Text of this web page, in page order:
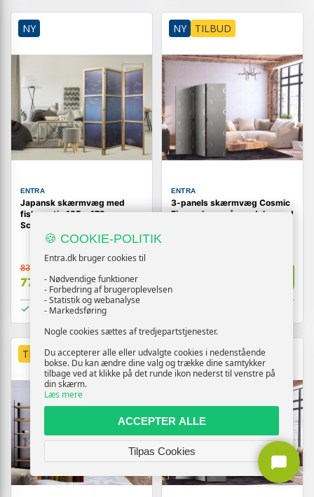
NY
ENTRA
Japansk skærmvæg med
fiskemotiv 135 x 172 cm -
School of Small Fish
839,-
779,- Vis
På lager
NY TILBUD
ENTRA
3-panels skærmvæg Cosmic
Fireworks - grå rumdeler med
TILBUD NY TILBUD
🍪 COOKIE-POLITIK
Entra.dk bruger cookies til
- Nødvendige funktioner
- Forbedring af brugeroplevelsen
- Statistik og webanalyse
- Markedsføring
Nogle cookies sættes af tredjepartstjenester.
Du accepterer alle eller udvalgte cookies i nedenstående
bokse. Du kan ændre dine valg og trække dine samtykker
tilbage ved at klikke på det runde ikon nederst til venstre på
din skærm.
Læs mere
ACCEPTER ALLE
Tilpas Cookies